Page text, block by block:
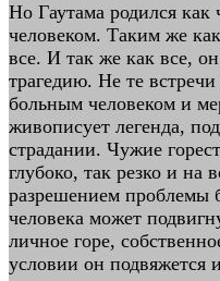
Но Гаутама родился
человеком. Таким же
все. И так же как все,
трагедию. Не те
больным человеком и
живописует легенда,
страдании. Чужие
глубоко, так резко и на
разрешением проблемы
человека может
личное горе,
условии он подвяжется